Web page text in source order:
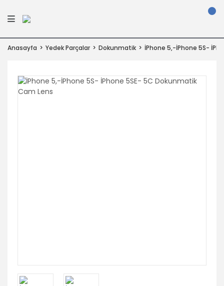
Anasayfa Yedek Parçalar Dokunmatik İPhone 5,-İPhone 5S-